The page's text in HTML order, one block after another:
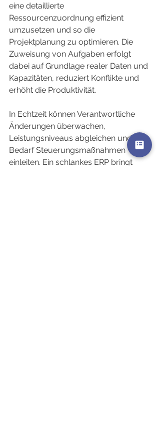
eine detaillierte
Ressourcenzuordnung effizient
umzusetzen und so die
Projektplanung zu optimieren. Die
Zuweisung von Aufgaben erfolgt
dabei auf Grundlage realer Daten und
Kapazitäten, reduziert Konflikte und
erhöht die Produktivität.
In Echtzeit können Verantwortliche
Änderungen überwachen,
Leistungsniveaus abgleichen und bei
Bedarf Steuerungsmaßnahmen
einleiten. Ein schlankes ERP bringt